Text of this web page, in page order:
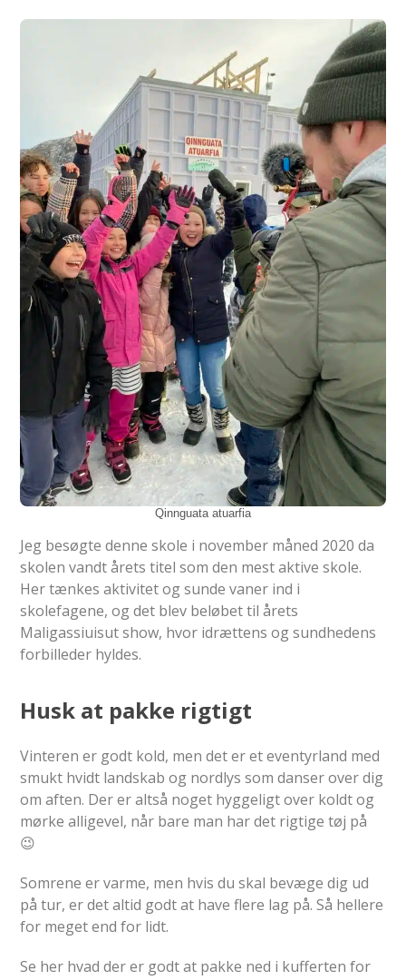
Qinnguata atuarfia
Jeg besøgte denne skole i november måned 2020 da
skolen vandt årets titel som den mest aktive skole.
Her tænkes aktivitet og sunde vaner ind i
skolefagene, og det blev beløbet til årets
Maligassiuisut show, hvor idrættens og sundhedens
forbilleder hyldes.
Husk at pakke rigtigt
Vinteren er godt kold, men det er et eventyrland med
smukt hvidt landskab og nordlys som danser over dig
om aften. Der er altså noget hyggeligt over koldt og
mørke alligevel, når bare man har det rigtige tøj på
😉
Somrene er varme, men hvis du skal bevæge dig ud
på tur, er det altid godt at have flere lag på. Så hellere
for meget end for lidt.
Se her hvad der er godt at pakke ned i kufferten for